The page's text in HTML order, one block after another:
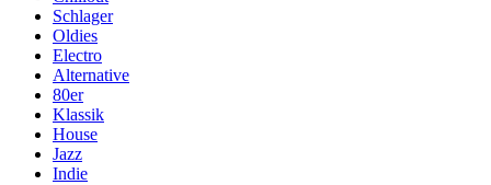
Schlager
Oldies
Electro
Alternative
80er
Klassik
House
Jazz
Indie